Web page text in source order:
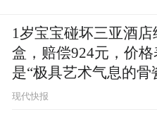
1岁宝宝碰坏三亚酒店
盒，赔偿924元，价
是“极具艺术气息的骨
品”
现代快报